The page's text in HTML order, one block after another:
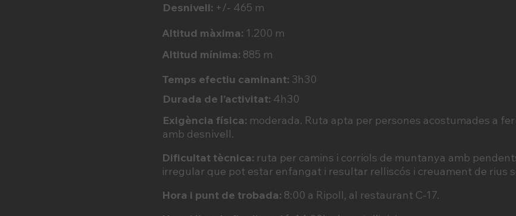
Desnivell: +/- 465 m
Altitud màxima: 1.200 m
Altitud mínima: 885 m
Temps efectiu caminant: 3h30
Durada de l’activitat: 4h30
Exigència física: moderada. Ruta apta per persones acostumades a
amb desnivell.
Dificultat tècnica: ruta per camins i corriols de muntanya amb
irregular que pot estar enfangat i resultar relliscós i creuament de rius
Hora i punt de trobada: 8:00 a Ripoll, al restaurant C-17.